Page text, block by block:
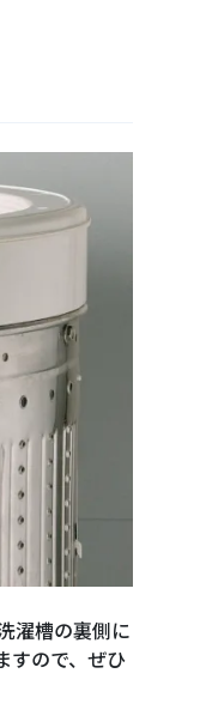
濯槽の裏側に
すので、ぜひ